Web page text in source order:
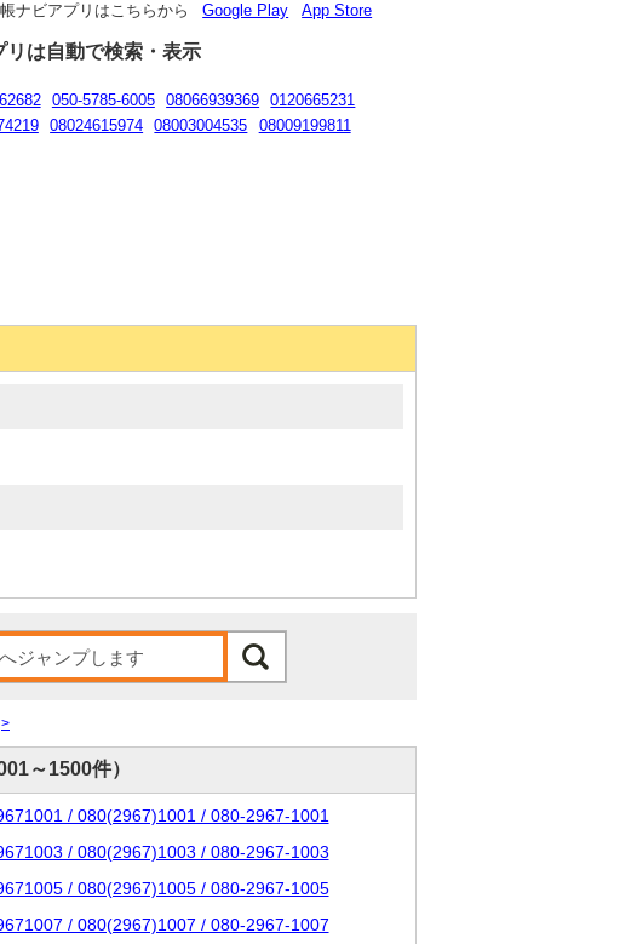
ナビアプリはこちらから Google Play App Store
リは自動で検索・表示
050-5785-6005 08066939369
0120665231
08024615974 08003004535
08009199811
>
～1500件）
/ 080(2967)1001 / 080-2967-1001
/ 080(2967)1003 / 080-2967-1003
/ 080(2967)1005 / 080-2967-1005
/ 080(2967)1007 / 080-2967-1007